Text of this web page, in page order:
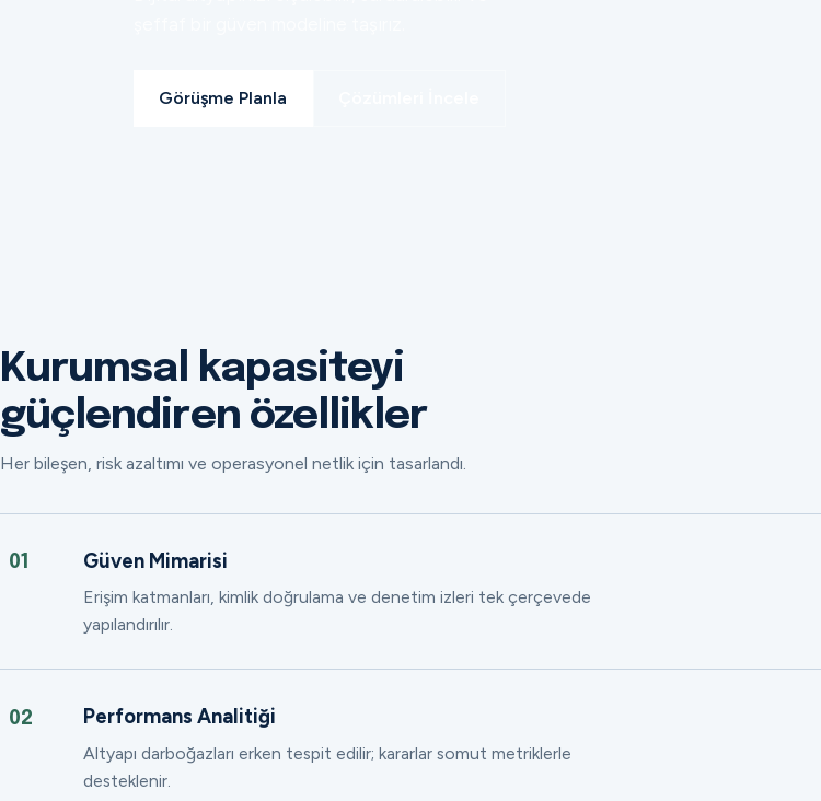
Görüşme Planla
Kurumsal kapasiteyi
güçlendiren özellikler
Her bileşen, risk azaltımı ve operasyonel netlik için tasarlandı.
01 Güven Mimarisi
Erişim katmanları, kimlik doğrulama ve denetim izleri tek çerçevede
yapılandırılır.
02 Performans Analitiği
Altyapı darboğazları erken tespit edilir; kararlar somut metriklerle
desteklenir.